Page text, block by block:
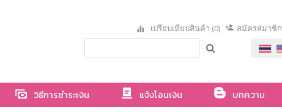
เปรียบเทียบสินค้า (0) สมัครสมาชิก
วิธีการชำระเงิน แจ้งโอนเงิน
บทความ